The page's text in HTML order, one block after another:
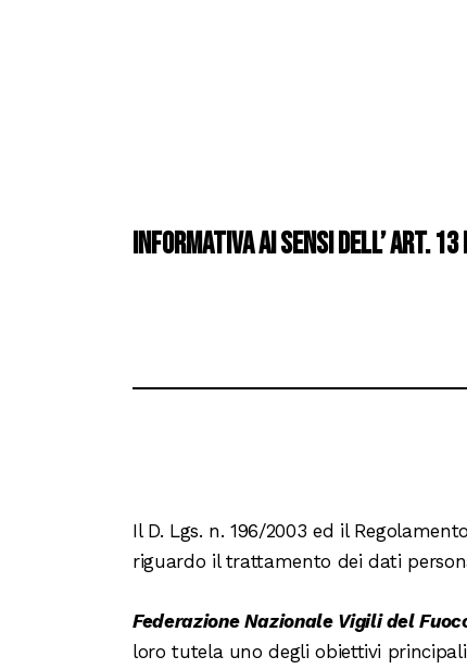
Informativa ai sensi dell’ Art. 13
Il D. Lgs. n. 196/2003 ed il
riguardo il trattamento dei dati
Federazione Nazionale Vigili del
loro tutela uno degli obiettivi